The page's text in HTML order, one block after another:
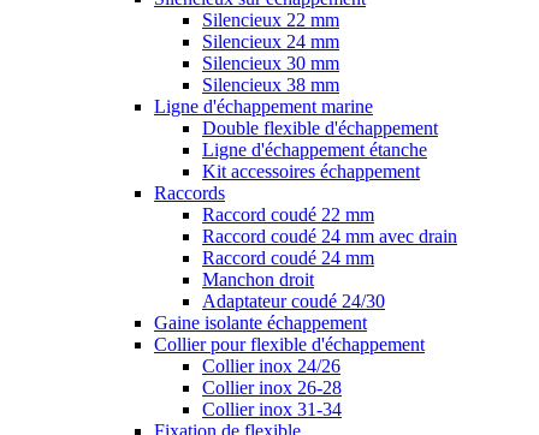
Silencieux 22 mm
Silencieux 24 mm
Silencieux 30 mm
Silencieux 38 mm
Ligne d'échappement marine
Double flexible d'échappement
Ligne d'échappement étanche
Kit accessoires échappement
Raccords
Raccord coudé 22 mm
Raccord coudé 24 mm avec drain
Raccord coudé 24 mm
Manchon droit
Adaptateur coudé 24/30
Gaine isolante échappement
Collier pour flexible d'échappement
Collier inox 24/26
Collier inox 26-28
Collier inox 31-34
Fixation de flexible